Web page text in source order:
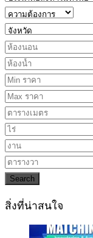
Search
สิ่งที่น่าสนใจ